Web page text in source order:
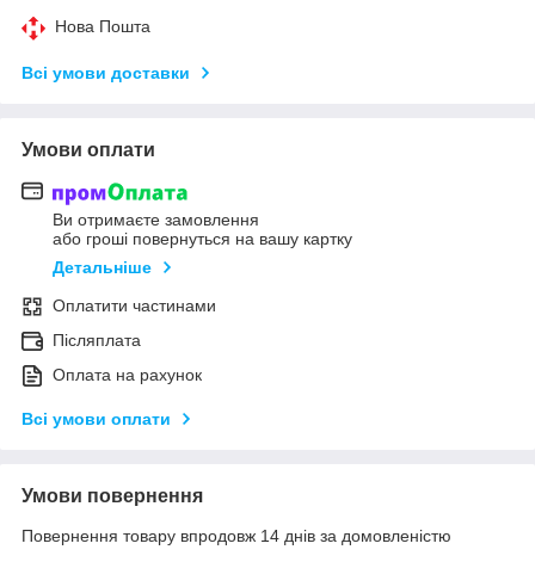
Нова Пошта
Всі умови доставки
Умови оплати
Ви отримаєте замовлення
або гроші повернуться на вашу картку
Детальніше
Оплатити частинами
Післяплата
Оплата на рахунок
Всі умови оплати
Умови повернення
Повернення товару впродовж 14 днів за домовленістю